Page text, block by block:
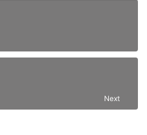
Next